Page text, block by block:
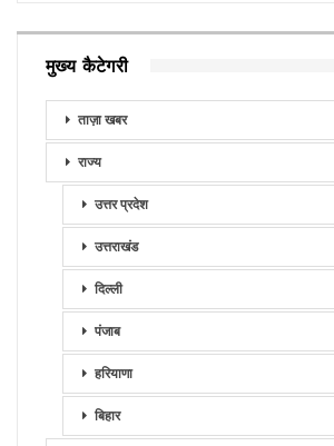
मुख्य कैटेगरी
ताज़ा खबर
राज्य
उत्तर प्रदेश
उत्तराखंड
दिल्ली
पंजाब
हरियाणा
बिहार